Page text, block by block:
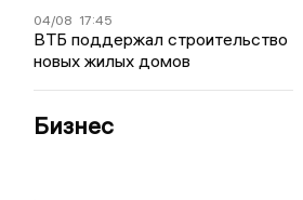
04/08 17:45
ВТБ поддержал строительство
новых жилых домов
Бизнес